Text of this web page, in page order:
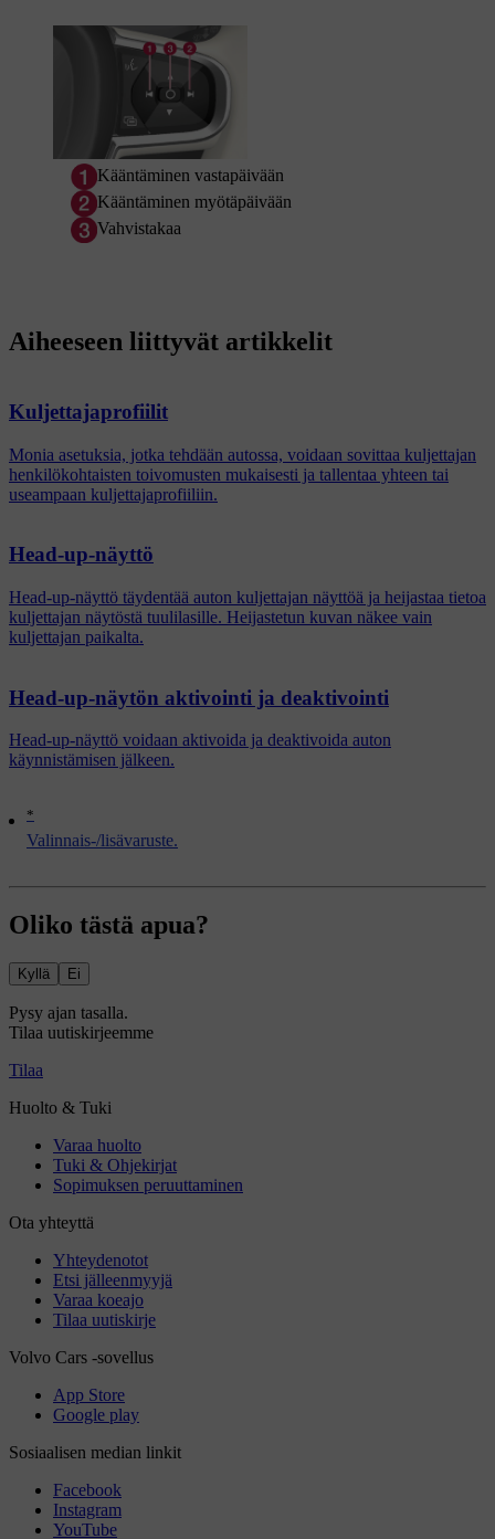
Kääntäminen vastapäivään
Kääntäminen myötäpäivään
Vahvistakaa
*
Valinnais-/lisävaruste.
Aiheeseen liittyvät artikkelit
Kuljettajaprofiilit
Monia asetuksia, jotka tehdään autossa, voidaan sovittaa kuljettajan
henkilökohtaisten toivomusten mukaisesti ja tallentaa yhteen tai
useampaan kuljettajaprofiiliin.
Head-up-näyttö
Head-up-näyttö täydentää auton kuljettajan näyttöä ja heijastaa tietoa
kuljettajan näytöstä tuulilasille. Heijastetun kuvan näkee vain
kuljettajan paikalta.
Head-up-näytön aktivointi ja deaktivointi
Head-up-näyttö voidaan aktivoida ja deaktivoida auton
käynnistämisen jälkeen.
Oliko tästä apua?
Kyllä Ei